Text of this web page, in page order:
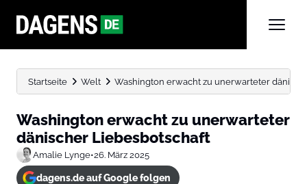
Startseite Welt Washington erwacht zu unerwarteter
Washington erwacht zu unerwarteter
dänischer Liebesbotschaft
Amalie Lynge•26. März 2025
dagens.de auf Google folgen